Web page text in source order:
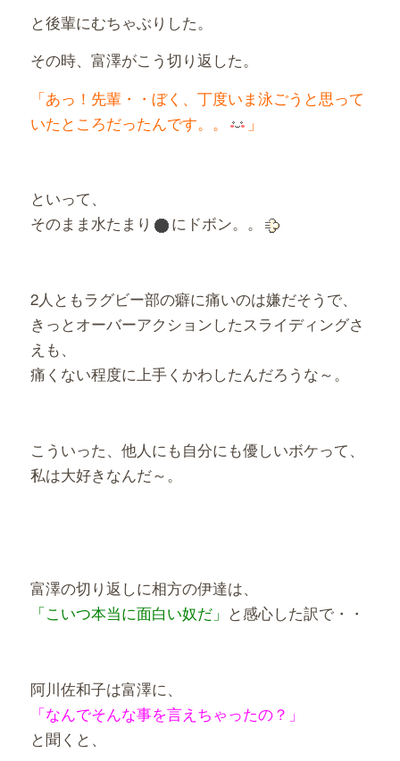
と後輩にむちゃぶりした。
その時、富澤がこう切り返した。
「あっ！先輩・・ぼく、丁度いま泳ごうと思って
いたところだったんです。。
」
といって、
そのまま水たまり
にドボン。。
2人ともラグビー部の癖に痛いのは嫌だそうで、
きっとオーバーアクションしたスライディングさ
えも、
痛くない程度に上手くかわしたんだろうな～。
こういった、他人にも自分にも優しいボケって、
私は大好きなんだ～。
富澤の切り返しに相方の伊達は、
「こいつ本当に面白い奴だ」 と感心した訳で・・
阿川佐和子は富澤に、
「なんでそんな事を言えちゃったの？」
と聞くと、